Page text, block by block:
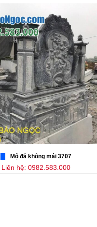
Mộ đá không mái 3707
Liên hệ: 0982.583.000